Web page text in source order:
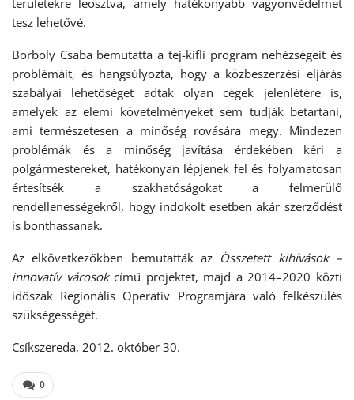
területekre leosztva, amely hatékonyabb vagyonvédelmet
tesz lehetővé.
Borboly Csaba bemutatta a tej-kifli program nehézségeit és
problémáit, és hangsúlyozta, hogy a közbeszerzési eljárás
szabályai lehetőséget adtak olyan cégek jelenlétére is,
amelyek az elemi követelményeket sem tudják betartani,
ami természetesen a minőség rovására megy. Mindezen
problémák és a minőség javítása érdekében kéri a
polgármestereket, hatékonyan lépjenek fel és folyamatosan
értesítsék a szakhatóságokat a felmerülő
rendellenességekről, hogy indokolt esetben akár szerződést
is bonthassanak.
Az elkövetkezőkben bemutatták az Összetett kihívások –
innovatív városokcímű projektet, majd a 2014–2020 közti
időszak Regionális Operativ Programjára való felkészülés
szükségességét.
Csíkszereda, 2012. október 30.
0